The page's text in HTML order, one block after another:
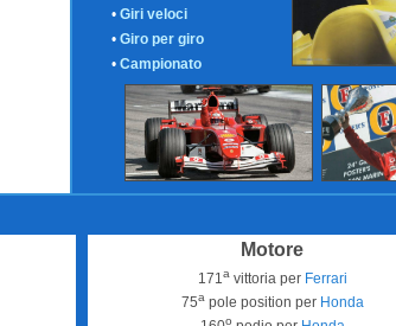
• Giri veloci
• Giro per giro
• Campionato
Motore
171 avittoria per Ferrari
75apole position per Honda
o